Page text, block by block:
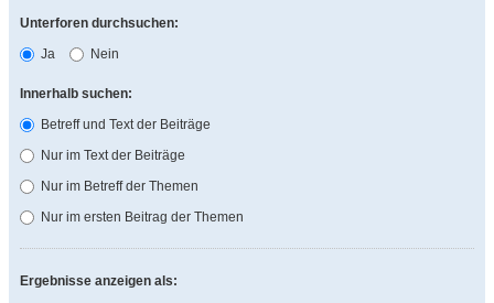
Unterforen durchsuchen:
Ja
Nein
Innerhalb suchen:
Betreff und Text der Beiträge
Nur im Text der Beiträge
Nur im Betreff der Themen
Nur im ersten Beitrag der Themen
Ergebnisse anzeigen als: